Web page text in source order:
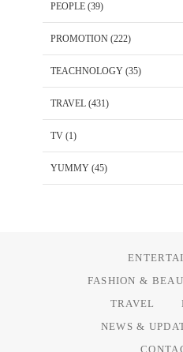
PEOPLE (39)
PROMOTION (222)
TEACHNOLOGY (35)
TRAVEL (431)
TV (1)
YUMMY (45)
FASHION &
TRAVEL
NEWS &